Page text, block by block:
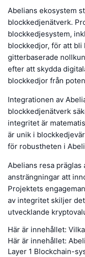
Abelians ekosystem
blockkedjenätverk.
blockkedjesystem,
blockkedjor, för att bli
gitterbaserade
efter att skydda
blockkedjor från
Integrationen av
blockkedjenätverk
integritet är
är unik i
för robustheten i
Abelians resa
ansträngningar att
Projektets
av integritet skiljer
utvecklande
Här är innehållet:
Här är innehållet:
Layer 1 Blockchain-